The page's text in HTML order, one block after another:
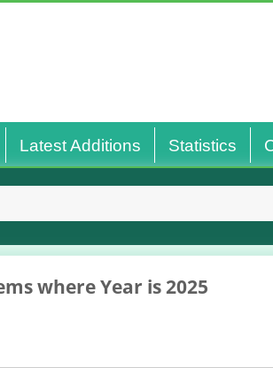
Latest Additions Statistics
where Year is 2025